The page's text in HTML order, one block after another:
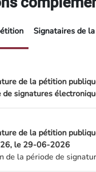
Signataires de
de la pétition
signatures
de la pétition
le 29-06-2026
de la période de